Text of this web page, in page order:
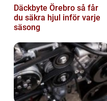
Däckbyte Örebro så får
du säkra hjul inför varje
säsong